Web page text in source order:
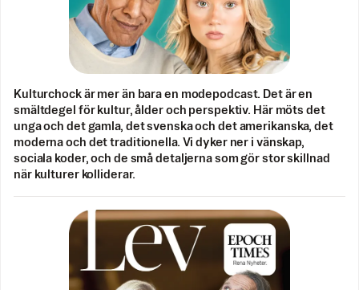
Kulturchock är mer än bara en modepodcast. Det är en
smältdegel för kultur, ålder och perspektiv. Här möts det
unga och det gamla, det svenska och det amerikanska, det
moderna och det traditionella. Vi dyker ner i vänskap,
sociala koder, och de små detaljerna som gör stor skillnad
när kulturer kolliderar.